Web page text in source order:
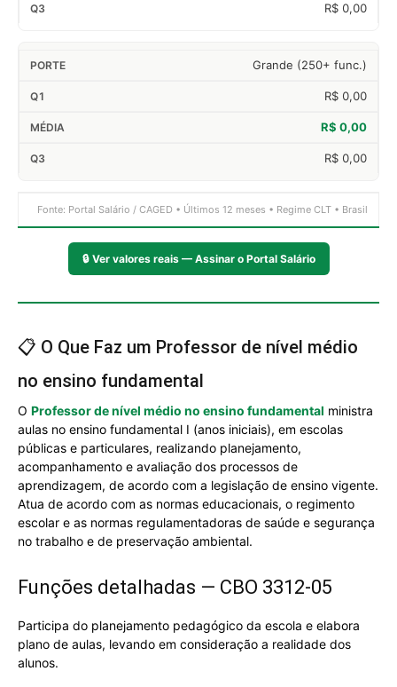
R$ 0,00
Grande (250+ func.)
R$ 0,00
R$ 0,00
R$ 0,00
Fonte: Portal Salário / CAGED • Últimos 12 meses • Regime CLT • Brasil
🔒 Ver valores reais — Assinar o Portal Salário
📋 O Que Faz um Professor de nível médio
no ensino fundamental
O Professor de nível médio no ensino fundamental ministra
aulas no ensino fundamental I (anos iniciais), em escolas
públicas e particulares, realizando planejamento,
acompanhamento e avaliação dos processos de
aprendizagem, de acordo com a legislação de ensino vigente.
Atua de acordo com as normas educacionais, o regimento
escolar e as normas regulamentadoras de saúde e segurança
no trabalho e de preservação ambiental.
Funções detalhadas — CBO 3312-05
Participa do planejamento pedagógico da escola e elabora
plano de aulas, levando em consideração a realidade dos
alunos.